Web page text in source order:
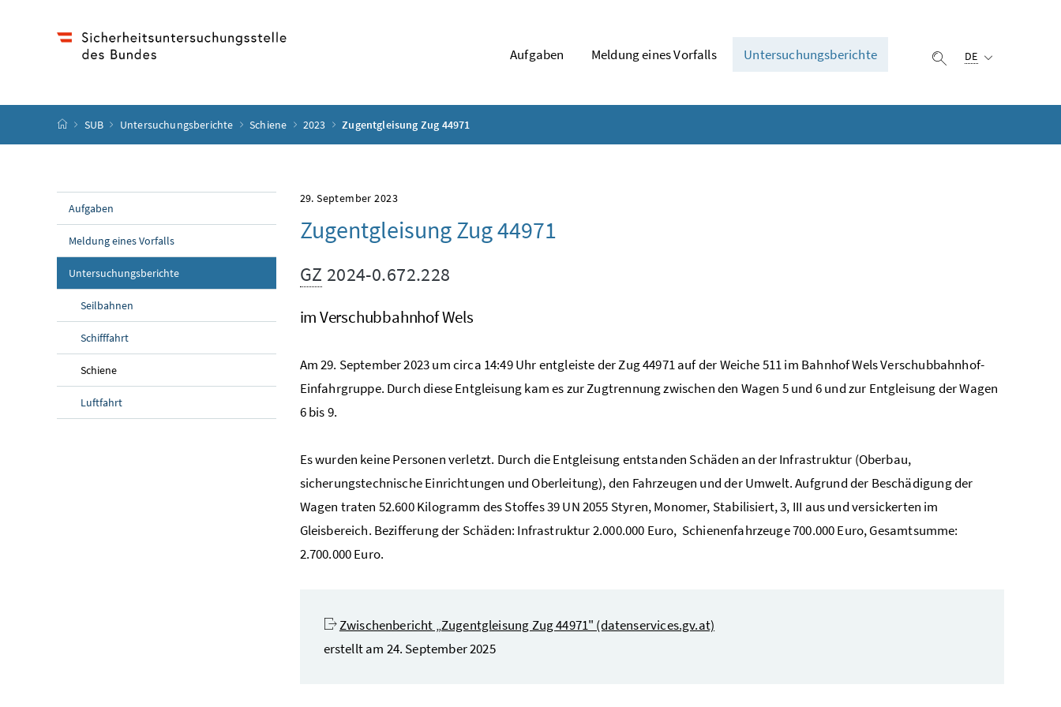
Aufgaben Meldung eines Vorfalls Untersuchungsberichte Suche einblenden
DE
Startseite
SUB Untersuchungsberichte Schiene 2023 Zugentgleisung Zug 44971
Aufgaben
Meldung eines Vorfalls
Untersuchungsberichte
Seilbahnen
Schifffahrt
Schiene
Luftfahrt
29. September 2023
Zugentgleisung Zug 44971
GZ 2024-0.672.228
im Verschubbahnhof Wels
Am 29. September 2023 um circa 14:49 Uhr entgleiste der Zug 44971 auf der Weiche 511 im Bahnhof Wels Verschubbahnhof-
Einfahrgruppe. Durch diese Entgleisung kam es zur Zugtrennung zwischen den Wagen 5 und 6 und zur Entgleisung der Wagen
6 bis 9.
Es wurden keine Personen verletzt. Durch die Entgleisung entstanden Schäden an der Infrastruktur (Oberbau,
sicherungstechnische Einrichtungen und Oberleitung), den Fahrzeugen und der Umwelt. Aufgrund der Beschädigung der
Wagen traten 52.600 Kilogramm des Stoffes 39 UN 2055 Styren, Monomer, Stabilisiert, 3, III aus und versickerten im
Gleisbereich. Bezifferung der Schäden: Infrastruktur 2.000.000 Euro, Schienenfahrzeuge 700.000 Euro, Gesamtsumme:
2.700.000 Euro.
Zwischenbericht „Zugentgleisung Zug 44971" (datenservices.gv.at)
erstellt am 24. September 2025